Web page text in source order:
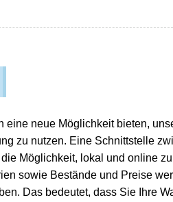
eine neue Möglichkeit bieten,
zu nutzen. Eine Schnittstelle
die Möglichkeit, lokal und online
sowie Bestände und Preise
Das bedeutet, dass Sie Ihre